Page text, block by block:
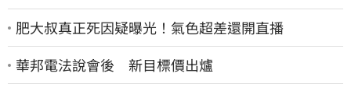
肥大叔真正死因疑曝光！氣色超差還開直播
華邦電法說會後 新目標價出爐